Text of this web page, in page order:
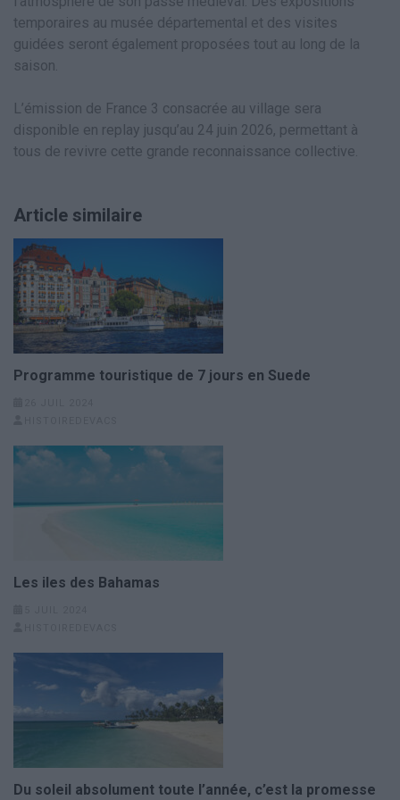
temporaires au musée départemental et des visites
guidées seront également proposées tout au long de la
saison.
L’émission de France 3 consacrée au village sera
disponible en replay jusqu’au 24 juin 2026, permettant à
tous de revivre cette grande reconnaissance collective.
Article similaire
Programme touristique de 7 jours en Suede
Les iles des Bahamas
Du soleil absolument toute l’année, c’est la promesse